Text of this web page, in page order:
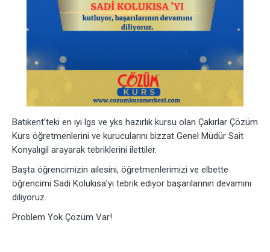
Batıkent’teki en iyi lgs ve yks hazırlık kursu olan Çakırlar Çözüm
Kurs öğretmenlerini ve kurucularını bizzat Genel Müdür Sait
Konyalıgil arayarak tebriklerini ilettiler.
Başta öğrencimizin ailesini, öğretmenlerimizi ve elbette
öğrencimi Sadi Kolukısa’yı tebrik ediyor başarılarının devamını
diliyoruz.
Problem Yok Çözüm Var!